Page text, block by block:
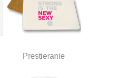
Prestieranie